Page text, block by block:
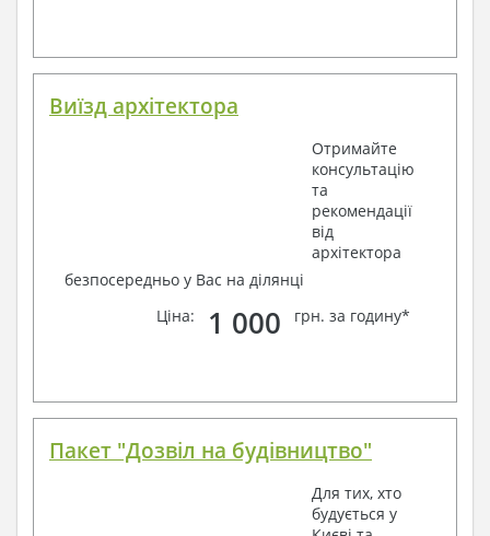
Виїзд архітектора
Отримайте
консультацію
та
рекомендації
від
архітектора
безпосередньо у Вас на ділянці
Ціна:
1 000 грн. за годину*
Пакет "Дозвіл на будівництво"
Для тих, хто
будується у